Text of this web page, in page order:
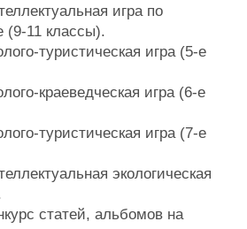
игра по
(9-11 классы).
туристическая игра (5-е
краеведческая игра (6-е
туристическая игра (7-е
экологическая
статей, альбомов на